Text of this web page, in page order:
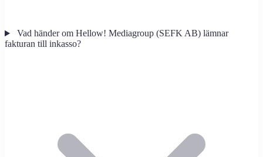
Vad händer om Hellow! Mediagroup (SEFK AB) lämnar
fakturan till inkasso?